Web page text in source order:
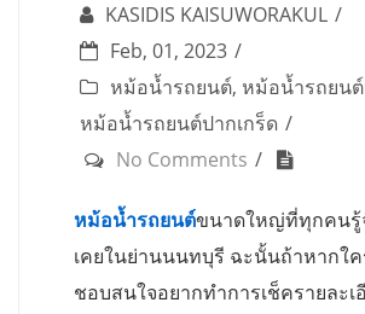
KASIDIS KAISUWORAKUL
Feb, 01, 2023
หม้อน้ำรถยนต์, หม้อน้ำรถยน
หม้อน้ำรถยนต์ปากเกร็ด
No Comments
หม้อน้ำรถยนต์ขนาดใหญ่ที่ทุกคนรู้
เคยในย่านนนทบุรี ฉะนั้นถ้าหากใ
ชอบสนใจอยากทำการเช็ครายละเ